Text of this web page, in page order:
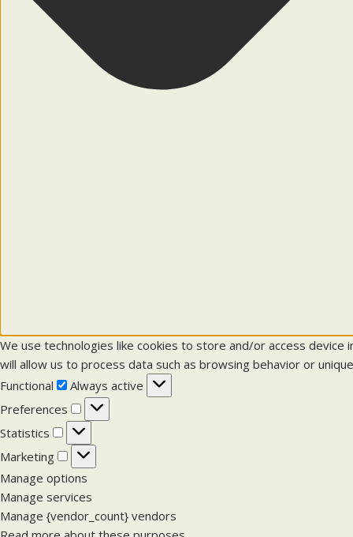
We use technologies like cookies to store and/or access
will allow us to process data such as browsing behavior or
Functional
F
u
n
i
o
n
Always active
Preferences
P
r
e
f
e
r
e
Statistics
t
a
t
i
s
Marketing
M
a
r
k
e
Manage options
Manage services
Manage {vendor_count} vendors